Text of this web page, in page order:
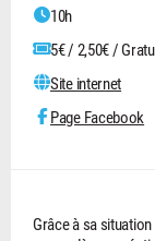
10h
5€ / 2,50€ /
Site internet
Page Facebook
Grâce à sa